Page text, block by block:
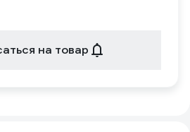
на товар